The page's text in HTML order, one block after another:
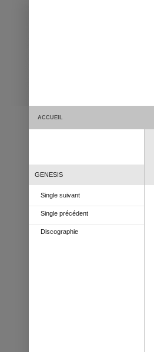
ACCUEIL
GENESIS
Single suivant
Single précédent
Discographie